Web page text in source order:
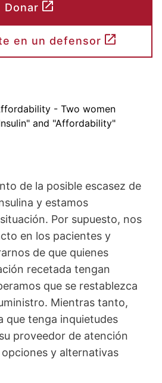
Donar
en un defensor
de la posible escasez de
y estamos
Por supuesto, nos
en los pacientes y
de que quienes
recetada tengan
que se restablezca
Mientras tanto,
que tenga inquietudes
proveedor de atención
y alternativas